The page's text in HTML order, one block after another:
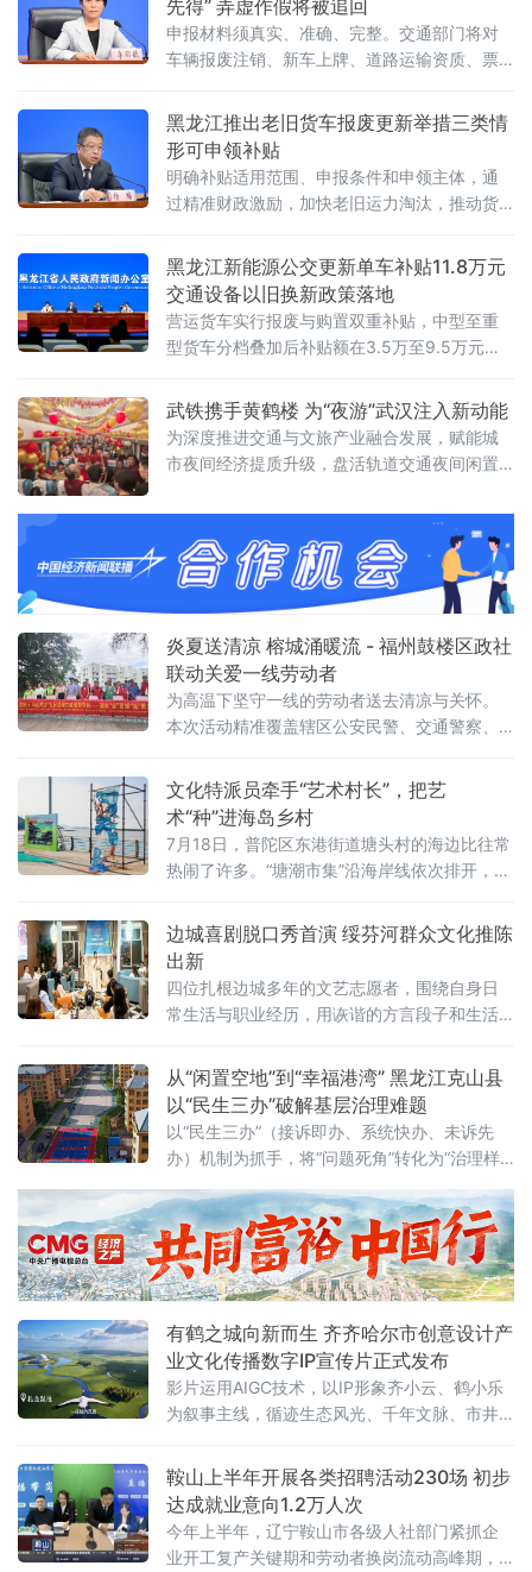
禁上机分拣。末端投递环节实行
先得” 弄虚作假将被追回
申报材料须真实、准确、完整。交通部门将对
车辆报废注销、新车上牌、道路运输资质、票
伪造材料、套取补贴的行为，将取消申
黑龙江推出老旧货车报废更新举措三类情
形可申领补贴
明确补贴适用范围、申报条件和申领主体，通
过精准财政激励，加快老旧运力淘汰，推动货
厅长、新闻发言人杨楠介绍，开展老旧营运货
车报废更新，是优化货运运力结构、减少尾气
污染、提升道路运输安全水平的重要举措。
2026年黑龙江省货车更新补贴政策延
黑龙江新能源公交更新单车补贴11.8万元
交通设备以旧换新政策落地
营运货车实行报废与购置双重补贴，中型至重
型货车分档叠加后补贴额在3.5万至9.5万元之
旧公交和营运货车安全隐患大、污
武铁携手黄鹤楼 为“夜游”武汉注入新动能
为深度推进交通与文旅产业融合发展，赋能城
市夜间经济提质升级，盘活轨道交通夜间闲置
铁路武汉局集团有限公司党委宣传部联合武汉
市黄鹤楼公园管理处，在武汉城市环线5858次
观光列车创新开展“流动楚韵•夜游江城”主题文
旅活动
炎夏送清凉 榕城涌暖流 - 福州鼓楼区政社
联动关爱一线劳动者
为高温下坚守一线的劳动者送去清凉与关怀。
本次活动精准覆盖辖区公安民警、交通警察、
文化特派员牵手“艺术村长”，把艺
术“种”进海岛乡村
7月18日，普陀区东港街道塘头村的海边比往常
热闹了许多。“塘潮市集”沿海岸线依次排开，美
里，中国美术学院的学生支起画架，为村民绘
制肖像。文化礼堂内，鱼骨装饰手工体验台前
围满了好奇的参与者。
边城喜剧脱口秀首演 绥芬河群众文化推陈
出新
四位扎根边城多年的文艺志愿者，围绕自身日
常生活与职业经历，用诙谐的方言段子和生活
为边境城市文旅发展增添新亮点。此次脱口秀
首秀，是绥芬河群众艺术馆继广场舞展演、合
唱比赛之后，在群众文艺创作领域的又一全新
探索，打破了传统文艺演出的固有模式。此次
演出由绥芬河市委宣传部、
从“闲置空地”到“幸福港湾” 黑龙江克山县
以“民生三办”破解基层治理难题
以“民生三办”（接诉即办、系统快办、未诉先
办）机制为抓手，将“问题死角”转化为“治理样
索出一条以实干精神解锁基层治理的新路径。
有鹤之城向新而生 齐齐哈尔市创意设计产
业文化传播数字IP宣传片正式发布
影片运用AIGC技术，以IP形象齐小云、鹤小乐
为叙事主线，循迹生态风光、千年文脉、市井
的生态画卷，到薪火相传的匠心坚守；从飘香
四方的烟火味道，到动能澎湃
鞍山上半年开展各类招聘活动230场 初步
达成就业意向1.2万人次
今年上半年，辽宁鞍山市各级人社部门紧抓企
业开工复产关键期和劳动者换岗流动高峰期，